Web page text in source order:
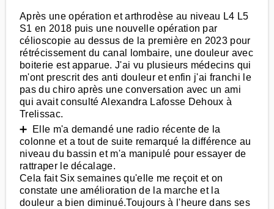
Après une opération et arthrodèse au niveau L4 L5
S1 en 2018 puis une nouvelle opération par
célioscopie au dessus de la première en 2023 pour
rétrécissement du canal lombaire, une douleur avec
boiterie est apparue. J'ai vu plusieurs médecins qui
m'ont prescrit des anti douleur et enfin j'ai franchi le
pas du chiro après une conversation avec un ami
qui avait consulté Alexandra Lafosse Dehoux à
Trelissac.
➕ Elle m'a demandé une radio récente de la
colonne et a tout de suite remarqué la différence au
niveau du bassin et m'a manipulé pour essayer de
rattraper le décalage.
Cela fait Six semaines qu'elle me reçoit et on
constate une amélioration de la marche et la
douleur a bien diminué.Toujours à l'heure dans ses